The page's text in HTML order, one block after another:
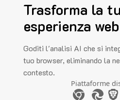
Trasforma la
esperienza web
Goditi l'analisi AI che si
tuo browser, eliminando la
contesto.
Piattaforme